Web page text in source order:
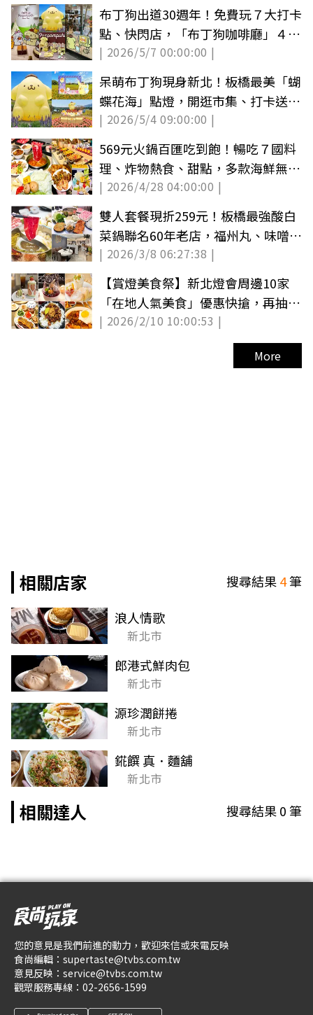
布丁狗出道30週年！免費玩７大打卡
點、快閃店，「布丁狗咖啡廳」４間
一次看
| 2026/5/7 00:00:00 |
呆萌布丁狗現身新北！板橋最美「蝴
蝶花海」點燈，開逛市集、打卡送布
丁狗帽
| 2026/5/4 09:00:00 |
569元火鍋百匯吃到飽！暢吃７國料
理、炸物熱食、甜點，多款海鮮無限
夾
| 2026/4/28 04:00:00 |
雙人套餐現折259元！板橋最強酸白
菜鍋聯名60年老店，福州丸、味噌甜
不辣入鍋
| 2026/3/8 06:27:38 |
【賞燈美食祭】新北燈會周邊10家
「在地人氣美食」優惠快搶，再抽海
景飯店住宿
| 2026/2/10 10:00:53 |
More
相關店家 搜尋結果4筆
浪人情歌
新北市
郎港式鮮肉包
新北市
源珍潤餅捲
新北市
錵饌 真．麵舖
新北市
相關達人 搜尋結果0筆
您的意見是我們前進的動力，歡迎來信或來電反映
食尚編輯： supertaste@tvbs.com.tw
意見反映： service@tvbs.com.tw
觀眾服務專線： 02-2656-1599